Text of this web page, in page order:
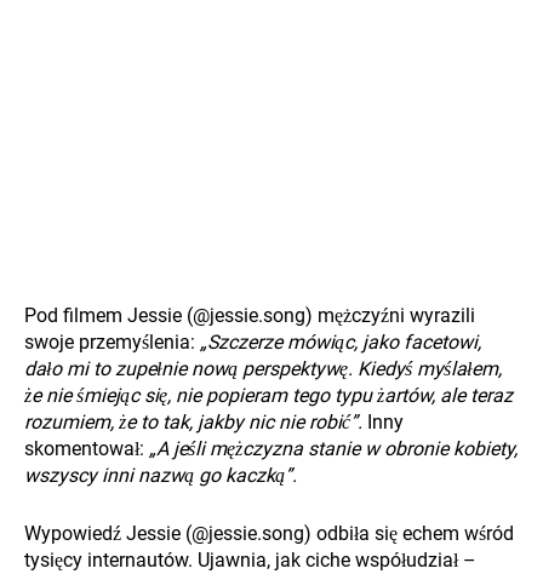
Pod filmem Jessie (@jessie.song) mężczyźni wyrazili
swoje przemyślenia: „Szczerze mówiąc, jako facetowi,
dało mi to zupełnie nową perspektywę. Kiedyś myślałem,
że nie śmiejąc się, nie popieram tego typu żartów, ale teraz
rozumiem, że to tak, jakby nic nie robić”. Inny
skomentował: „A jeśli mężczyzna stanie w obronie kobiety,
wszyscy inni nazwą go kaczką”.
Wypowiedź Jessie (@jessie.song) odbiła się echem wśród
tysięcy internautów. Ujawnia, jak ciche współudział –